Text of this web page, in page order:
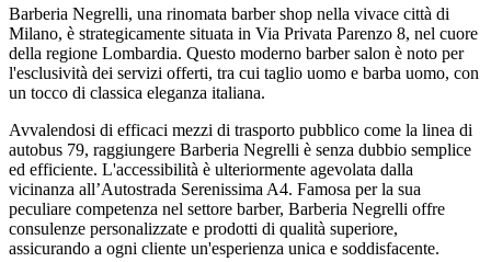
Barberia Negrelli, una rinomata barber shop nella vivace città di
Milano, è strategicamente situata in Via Privata Parenzo 8, nel cuore
della regione Lombardia. Questo moderno barber salon è noto per
l'esclusività dei servizi offerti, tra cui taglio uomo e barba uomo, con
un tocco di classica eleganza italiana.
Avvalendosi di efficaci mezzi di trasporto pubblico come la linea di
autobus 79, raggiungere Barberia Negrelli è senza dubbio semplice
ed efficiente. L'accessibilità è ulteriormente agevolata dalla
vicinanza all’Autostrada Serenissima A4. Famosa per la sua
peculiare competenza nel settore barber, Barberia Negrelli offre
consulenze personalizzate e prodotti di qualità superiore,
assicurando a ogni cliente un'esperienza unica e soddisfacente.